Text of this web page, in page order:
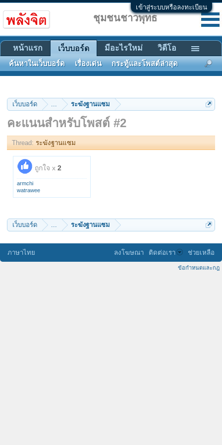
เข้าสู่ระบบหรือลงทะเบียน
เว็บบอร์ด ... ระฆังฐานแซม
คะแนนสำหรับโพสต์ #2
Thread: ระฆังฐานแซม
ถูกใจ x 2
armchi
watrawee
เว็บบอร์ด ... ระฆังฐานแซม
ชุมชนชาวพุทธ
หน้าแรก เว็บบอร์ด
ค้นหาในเว็บบอร์ด เรื่องเด่น กระทู้และโพสต์ล่าสุด
มีอะไรใหม่ วิดีโอ
ภาษาไทย ลงโฆษณา ติดต่อเรา ช่วยเหลือ
ข้อกำหนดและกฎ